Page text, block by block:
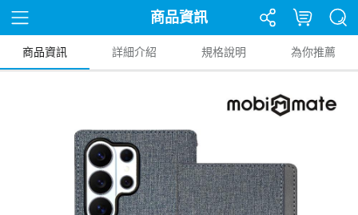
商品資訊
商品資訊 詳細介紹 規格說明 為你推薦